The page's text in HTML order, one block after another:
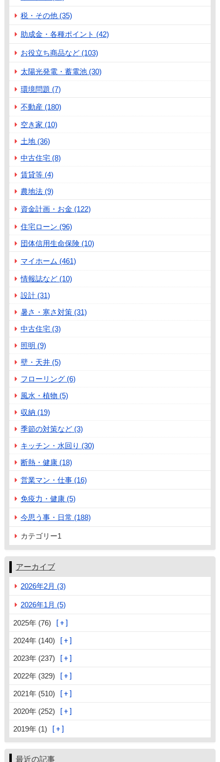
税・その他 (35)
助成金・各種ポイント (42)
お役立ち商品など (103)
太陽光発電・蓄電池 (30)
環境問題 (7)
不動産 (180)
空き家 (10)
土地 (36)
中古住宅 (8)
賃貸等 (4)
農地法 (9)
資金計画・お金 (122)
住宅ローン (96)
団体信用生命保険 (10)
マイホーム (461)
情報誌など (10)
設計 (31)
暑さ・寒さ対策 (31)
中古住宅 (3)
照明 (9)
壁・天井 (5)
フローリング (6)
風水・植物 (5)
収納 (19)
季節の対策など (3)
キッチン・水回り (30)
断熱・健康 (18)
営業マン・仕事 (16)
免疫力・健康 (5)
今思う事・日常 (188)
カテゴリー1
アーカイブ
2026年2月 (3)
2026年1月 (5)
2025年 (76)
2024年 (140)
2023年 (237)
2022年 (329)
2021年 (510)
2020年 (252)
2019年 (1)
最近の記事